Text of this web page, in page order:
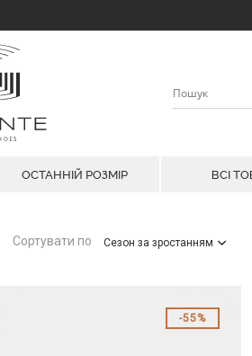
ОСТАННІЙ РОЗМІР ВСІ
Сортувати по Сезон за зростанням
55%